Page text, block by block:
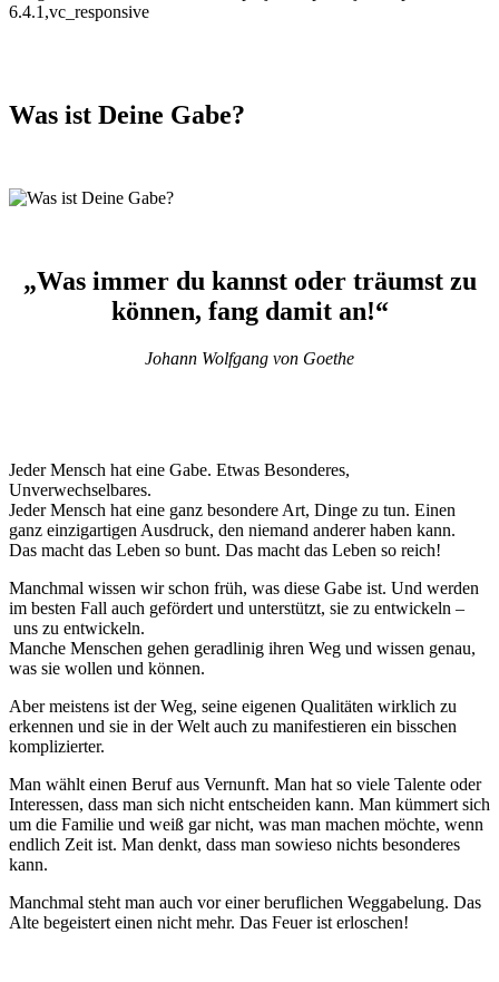
6.4.1,vc_responsive
Was ist Deine Gabe?
„Was immer du kannst oder träumst zu
können, fang damit an!“
Johann Wolfgang von Goethe
Jeder Mensch hat eine Gabe. Etwas Besonderes,
Unverwechselbares.
Jeder Mensch hat eine ganz besondere Art, Dinge zu tun. Einen
ganz einzigartigen Ausdruck, den niemand anderer haben kann.
Das macht das Leben so bunt. Das macht das Leben so reich!
Manchmal wissen wir schon früh, was diese Gabe ist. Und werden
im besten Fall auch gefördert und unterstützt, sie zu entwickeln –
uns zu entwickeln.
Manche Menschen gehen geradlinig ihren Weg und wissen genau,
was sie wollen und können.
Aber meistens ist der Weg, seine eigenen Qualitäten wirklich zu
erkennen und sie in der Welt auch zu manifestieren ein bisschen
komplizierter.
Man wählt einen Beruf aus Vernunft. Man hat so viele Talente oder
Interessen, dass man sich nicht entscheiden kann. Man kümmert sich
um die Familie und weiß gar nicht, was man machen möchte, wenn
endlich Zeit ist. Man denkt, dass man sowieso nichts besonderes
kann.
Manchmal steht man auch vor einer beruflichen Weggabelung. Das
Alte begeistert einen nicht mehr. Das Feuer ist erloschen!